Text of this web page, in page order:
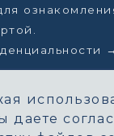
→
Нептун
3/1, Москва
даете